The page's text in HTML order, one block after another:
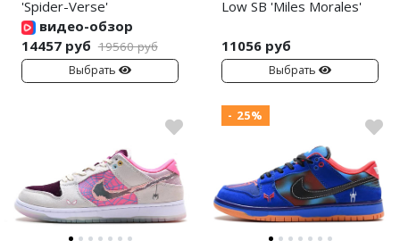
'Spider-Verse'
видео-обзор
14457 руб 19560 руб
Выбрать
Low SB 'Miles Morales'
11056 руб
Выбрать
- 25%